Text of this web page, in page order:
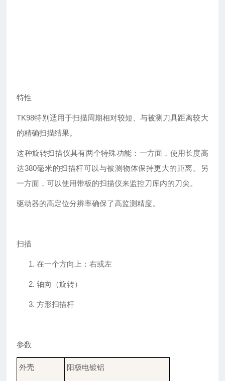
特性
TK98特别适用于扫描周期相对较短、与被测刀具距离较大
的精确扫描结果。
这种旋转扫描仪具有两个特殊功能：一方面，使用长度高
达380毫米的扫描杆可以与被测物体保持更大的距离。另
一方面，可以使用带板的扫描仪来监控刀库内的刀尖。
驱动器的高定位分辨率确保了高监测精度。
扫描
1.在一个方向上：右或左
2.轴向（旋转）
3.方形扫描杆
参数
外壳 阳极电镀铝